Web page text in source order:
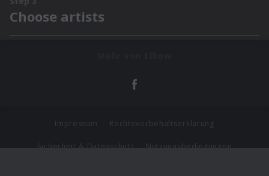
Impressum Rechtevorbehaltserklärung
Sicherheit & Datenschutz Nutzungsbedingungen